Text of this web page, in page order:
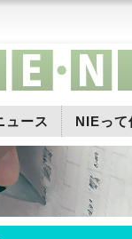
ュース NIEって